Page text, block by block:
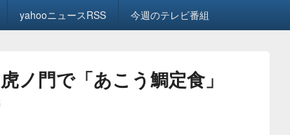
yahooニュースRSS 今週のテレビ番組
ノ門で「あこう鯛定食」